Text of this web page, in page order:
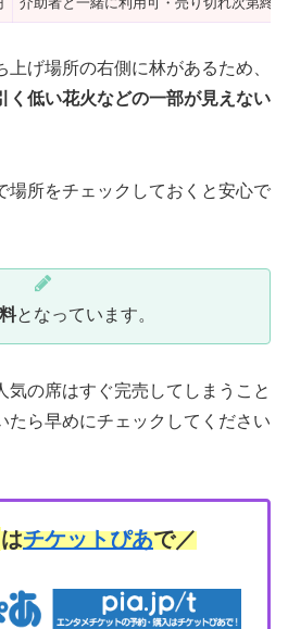
げ場所の右側に林があるため、
く低い花火などの一部が見えない
場所をチェックしておくと安心で
となっています。
気の席はすぐ完売してしまうこと
たら早めにチェックしてください
はチケットぴあで／